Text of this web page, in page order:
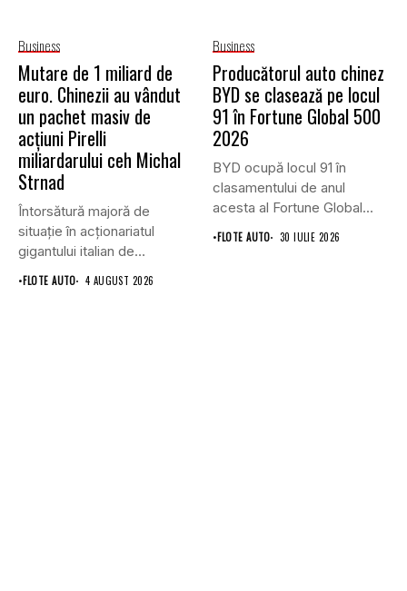
Business
Mutare de 1 miliard de
euro. Chinezii au vândut
un pachet masiv de
acțiuni Pirelli
miliardarului ceh Michal
Strnad
Întorsătură majoră de
situație în acționariatul
gigantului italian de
anvelope Pirelli.
•FLOTE AUTO 4 AUGUST 2026
Business
Producătorul auto chinez
BYD se clasează pe locul
91 în Fortune Global 500
2026
BYD ocupă locul 91 în
clasamentului de anul
acesta al Fortune Global...
•FLOTE AUTO 30 IULIE 2026